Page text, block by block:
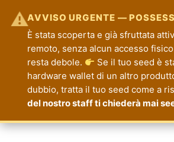
⚠AVVISO URGENTE —
È stata scoperta e già sfruttata
remoto, senza alcun accesso
resta debole.
Se il tuo seed è
hardware wallet di un altro
dubbio, tratta il tuo seed come a
del nostro staff ti chiederà mai